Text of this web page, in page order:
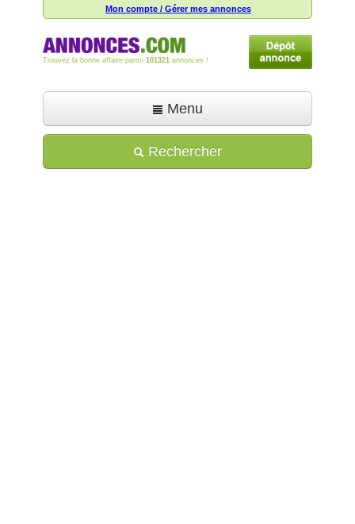
Mon compte / Gérer mes annonces
Trouvez la bonne affaire parmi 101321 annonces !
Menu
Déposer une annonce
Rechercher